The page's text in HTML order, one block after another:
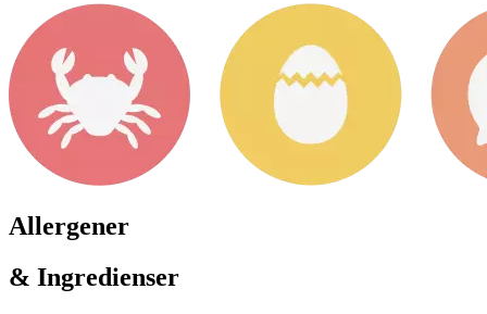
Allergener
& Ingredienser